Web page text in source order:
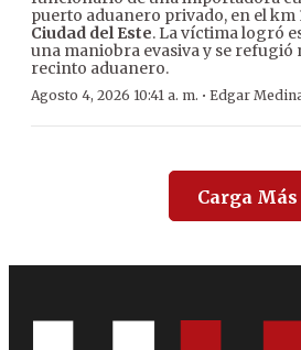
puerto aduanero privado, en el km
Ciudad del Este. La víctima logró
una maniobra evasiva y se refugió
recinto aduanero.
Agosto 4, 2026 10:41 a. m. · Edgar
Carga Más